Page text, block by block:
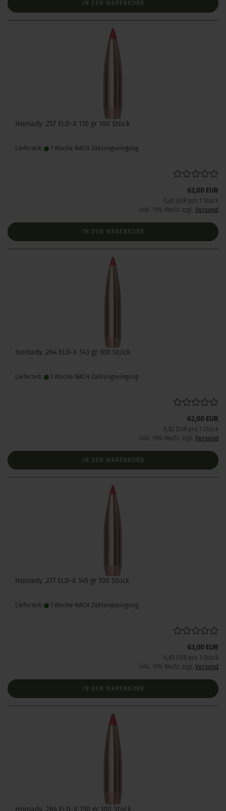
IN DEN WARENKORB
Hornady .257 ELD-X 110 gr 100 Stück
Lieferzeit: 1 Woche NACH Zahlungseingang
62,00 EUR
0,62 EUR pro 1 Stück
inkl. 19% MwSt. zzgl. Versand
IN DEN WARENKORB
Hornady .264 ELD-X 143 gr 100 Stück
Lieferzeit: 1 Woche NACH Zahlungseingang
62,00 EUR
0,62 EUR pro 1 Stück
inkl. 19% MwSt. zzgl. Versand
IN DEN WARENKORB
Hornady .277 ELD-X 145 gr 100 Stück
Lieferzeit: 1 Woche NACH Zahlungseingang
63,00 EUR
0,63 EUR pro 1 Stück
inkl. 19% MwSt. zzgl. Versand
IN DEN WARENKORB
Hornady .284 ELD-X 150 gr 100 Stück